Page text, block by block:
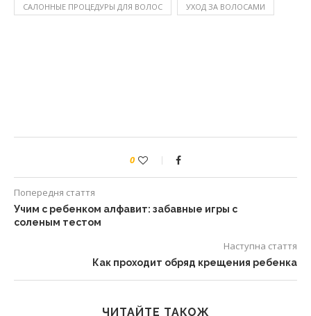
САЛОННЫЕ ПРОЦЕДУРЫ ДЛЯ ВОЛОС УХОД ЗА ВОЛОСАМИ
0
Попередня стаття
Учим с ребенком алфавит: забавные игры с
соленым тестом
Наступна стаття
Как проходит обряд крещения ребенка
ЧИТАЙТЕ ТАКОЖ